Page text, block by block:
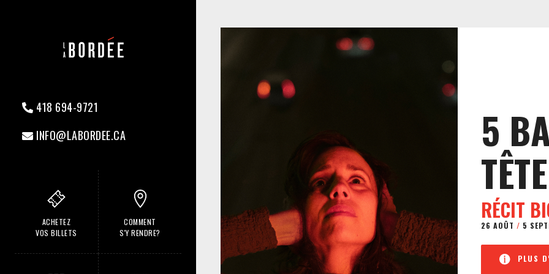
418 694-9721
INFO@LABORDEE.CA
ACHETEZ
VOS BILLETS
COMMENT
S'Y RENDRE?
5
TÊTE
RÉCIT
26 AOÛT / 5
PLUS